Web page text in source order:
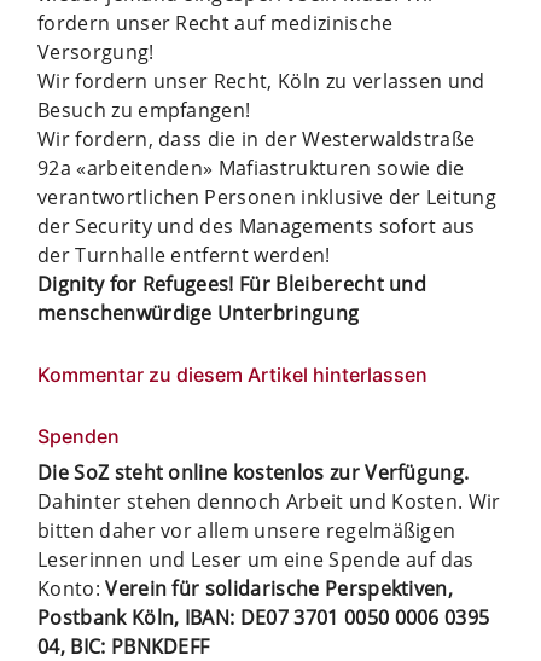
fordern unser Recht auf medizinische
Versorgung!
Wir fordern unser Recht, Köln zu verlassen und
Besuch zu empfangen!
Wir fordern, dass die in der Westerwaldstraße
92a «arbeitenden» Mafiastrukturen sowie die
verantwortlichen Personen inklusive der Leitung
der Security und des Managements sofort aus
der Turnhalle entfernt werden!
Dignity for Refugees! Für Bleiberecht und
menschenwürdige Unterbringung
Kommentar zu diesem Artikel hinterlassen
Spenden
Die SoZ steht online kostenlos zur Verfügung.
Dahinter stehen dennoch Arbeit und Kosten. Wir
bitten daher vor allem unsere regelmäßigen
Leserinnen und Leser um eine Spende auf das
Konto:Verein für solidarische Perspektiven,
Postbank Köln, IBAN: DE07 3701 0050 0006 0395
04, BIC: PBNKDEFF